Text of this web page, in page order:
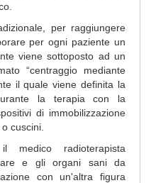
per raggiungere
per ogni paziente un
viene sottoposto ad un
“centraggio mediante
il quale viene definita la
la terapia con la
di immobilizzazione
cuscini.
medico radioterapista
e gli organi sani da
con un'altra figura